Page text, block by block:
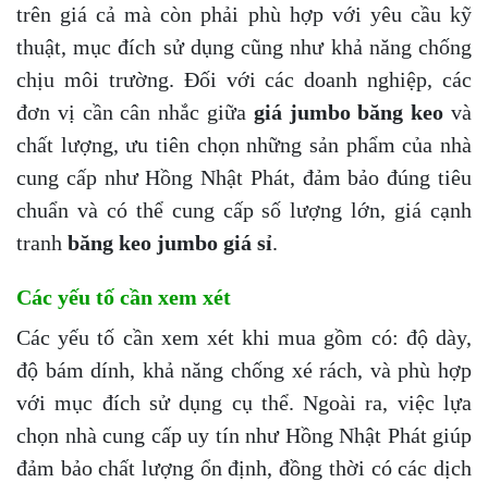
trên giá cả mà còn phải phù hợp với yêu cầu kỹ
thuật, mục đích sử dụng cũng như khả năng chống
chịu môi trường. Đối với các doanh nghiệp, các
đơn vị cần cân nhắc giữa giá jumbo băng keo và
chất lượng, ưu tiên chọn những sản phẩm của nhà
cung cấp như Hồng Nhật Phát, đảm bảo đúng tiêu
chuẩn và có thể cung cấp số lượng lớn, giá cạnh
tranh băng keo jumbo giá sỉ.
Các yếu tố cần xem xét
Các yếu tố cần xem xét khi mua gồm có: độ dày,
độ bám dính, khả năng chống xé rách, và phù hợp
với mục đích sử dụng cụ thể. Ngoài ra, việc lựa
chọn nhà cung cấp uy tín như Hồng Nhật Phát giúp
đảm bảo chất lượng ổn định, đồng thời có các dịch